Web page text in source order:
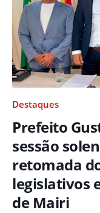
Destaques
Prefeito
sessão
retomada
legislativos
de Mairi